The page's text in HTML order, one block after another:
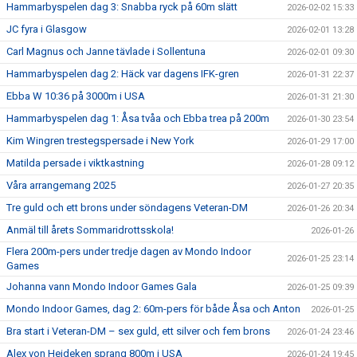
Hammarbyspelen dag 3: Snabba ryck på 60m slätt 2026-02-02 15:33
JC fyra i Glasgow 2026-02-01 13:28
Carl Magnus och Janne tävlade i Sollentuna 2026-02-01 09:30
Hammarbyspelen dag 2: Häck var dagens IFK-gren 2026-01-31 22:37
Ebba W 10:36 på 3000m i USA 2026-01-31 21:30
Hammarbyspelen dag 1: Åsa tvåa och Ebba trea på 200m 2026-01-30 23:54
Kim Wingren trestegspersade i New York 2026-01-29 17:00
Matilda persade i viktkastning 2026-01-28 09:12
Våra arrangemang 2025 2026-01-27 20:35
Tre guld och ett brons under söndagens Veteran-DM 2026-01-26 20:34
Anmäl till årets Sommaridrottsskola! 2026-01-26
Flera 200m-pers under tredje dagen av Mondo Indoor
Games
2026-01-25 23:14
Johanna vann Mondo Indoor Games Gala 2026-01-25 09:39
Mondo Indoor Games, dag 2: 60m-pers för både Åsa och Anton 2026-01-25
Bra start i Veteran-DM – sex guld, ett silver och fem brons 2026-01-24 23:46
Alex von Heideken sprang 800m i USA 2026-01-24 19:45